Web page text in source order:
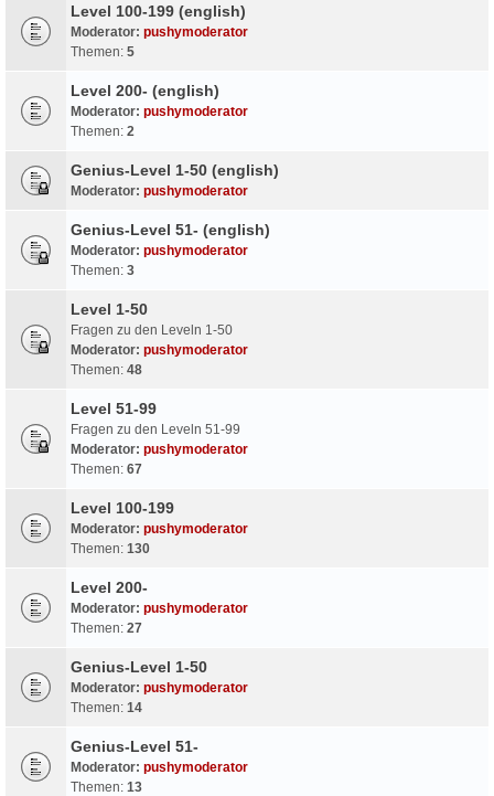
Level 100-199 (english)
Moderator: pushymoderator
Themen: 5
Level 200- (english)
Moderator: pushymoderator
Themen: 2
Genius-Level 1-50 (english)
Moderator: pushymoderator
Genius-Level 51- (english)
Moderator: pushymoderator
Themen: 3
Level 1-50
Fragen zu den Leveln 1-50
Moderator: pushymoderator
Themen: 48
Level 51-99
Fragen zu den Leveln 51-99
Moderator: pushymoderator
Themen: 67
Level 100-199
Moderator: pushymoderator
Themen: 130
Level 200-
Moderator: pushymoderator
Themen: 27
Genius-Level 1-50
Moderator: pushymoderator
Themen: 14
Genius-Level 51-
Moderator: pushymoderator
Themen: 13